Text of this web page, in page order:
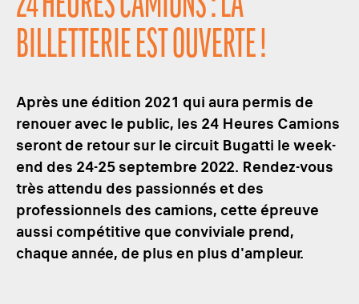
BILLETTERIE EST OUVERTE !
Après une édition 2021 qui aura permis de
renouer avec le public, les 24 Heures Camions
seront de retour sur le circuit Bugatti le week-
end des 24-25 septembre 2022. Rendez-vous
très attendu des passionnés et des
professionnels des camions, cette épreuve
aussi compétitive que conviviale prend,
chaque année, de plus en plus d'ampleur.